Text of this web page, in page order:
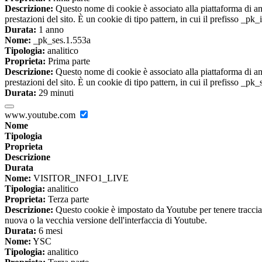
Descrizione: Questo nome di cookie è associato alla piattaforma di
prestazioni del sito. È un cookie di tipo pattern, in cui il prefisso
Durata: 1 anno
Nome: _pk_ses.1.553a
Tipologia: analitico
Proprieta: Prima parte
Descrizione: Questo nome di cookie è associato alla piattaforma di
prestazioni del sito. È un cookie di tipo pattern, in cui il prefisso
Durata: 29 minuti
www.youtube.com
Nome
Tipologia
Proprieta
Descrizione
Durata
Nome: VISITOR_INFO1_LIVE
Tipologia: analitico
Proprieta: Terza parte
Descrizione: Questo cookie è impostato da Youtube per tenere
nuova o la vecchia versione dell'interfaccia di Youtube.
Durata: 6 mesi
Nome: YSC
Tipologia: analitico